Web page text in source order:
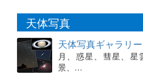
天体写真
天体写真ギャラリー
月、惑星、彗星、星
景、…